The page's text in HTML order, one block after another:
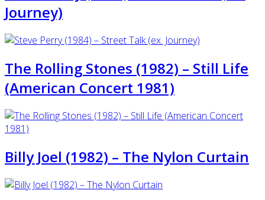
Journey)
The Rolling Stones (1982) ‎– Still Life
(American Concert 1981)
Billy Joel (1982) ‎– The Nylon Curtain